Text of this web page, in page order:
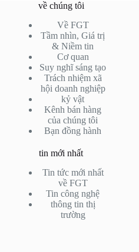
về chúng tôi
Về FGT
Tầm nhìn, Giá trị
& Niềm tin
Cơ quan
Suy nghĩ sáng tạo
Trách nhiệm xã
hội doanh nghiệp
kỷ vật
Kênh bán hàng
của chúng tôi
Bạn đồng hành
tin mới nhất
Tin tức mới nhất
về FGT
Tin công nghệ
thông tin thị
trường